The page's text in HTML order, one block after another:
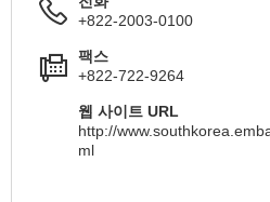
+822-2003-0100
팩스
+822-722-9264
웹 사이트 URL
http://
ml